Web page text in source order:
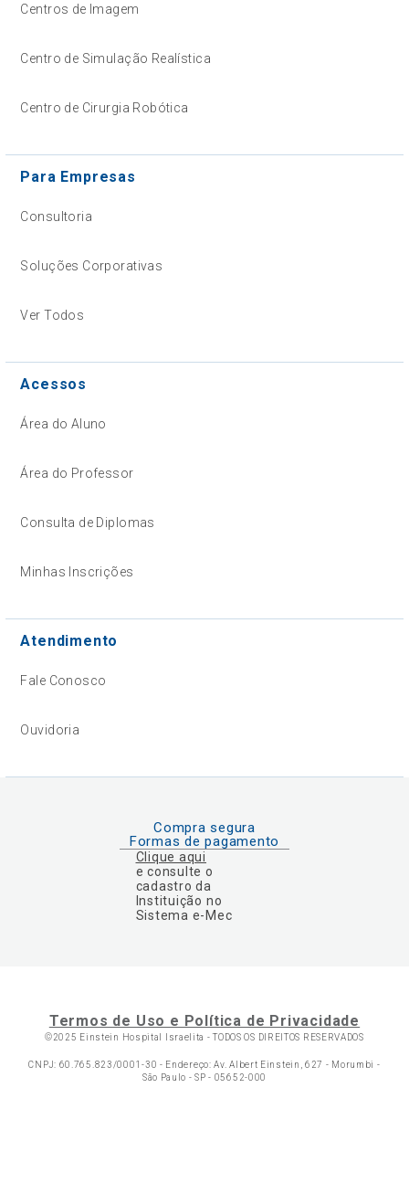
Centros de Imagem
Centro de Simulação Realística
Centro de Cirurgia Robótica
Para Empresas
Consultoria
Soluções Corporativas
Ver Todos
Acessos
Área do Aluno
Área do Professor
Consulta de Diplomas
Minhas Inscrições
Atendimento
Fale Conosco
Ouvidoria
Compra segura
Formas de pagamento
Clique aqui
e consulte o
cadastro da
Instituição no
Sistema e-Mec
Termos de Uso e Política de Privacidade
©2025 Einstein Hospital Israelita -TODOS OS DIREITOS RESERVADOS
CNPJ: 60.765.823/0001-30 - Endereço: Av. Albert Einstein, 627 - Morumbi -
São Paulo - SP - 05652-000